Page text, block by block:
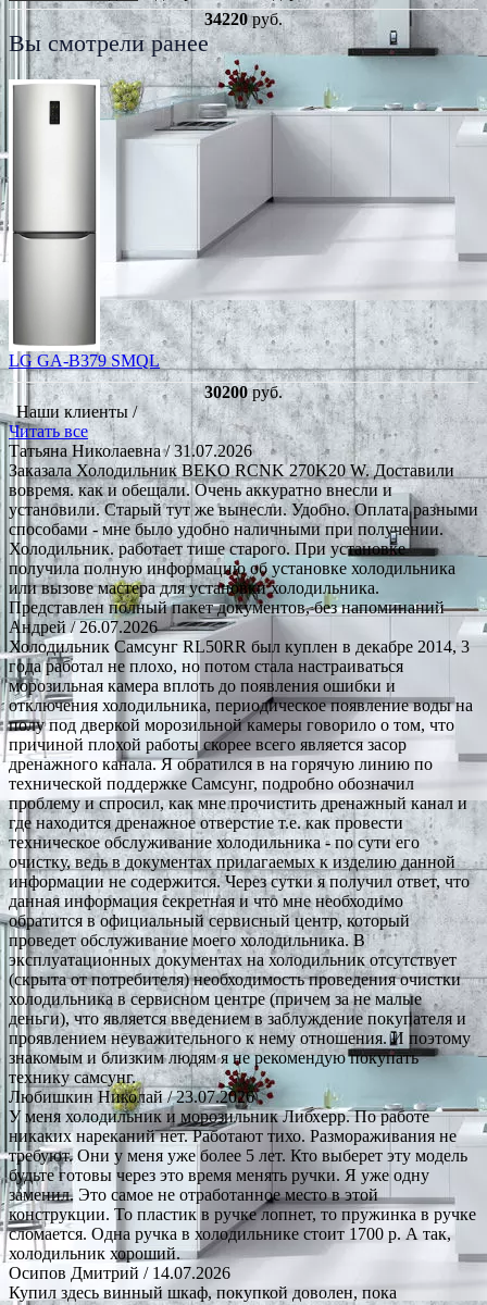
34220руб.
Вы смотрели ранее
LG GA-B379 SMQL
30200руб.
Наши клиенты /
Читать все
Татьяна Николаевна/ 31.07.2026
Заказала Холодильник BEKO RCNK 270K20 W. Доставили
вовремя. как и обещали. Очень аккуратно внесли и
установили. Старый тут же вынесли. Удобно. Оплата разными
способами - мне было удобно наличными при получении.
Холодильник. работает тише старого. При установке
получила полную информацию об установке холодильника
или вызове мастера для установки холодильника.
Представлен полный пакет документов, без напоминаний
Андрей / 26.07.2026
Холодильник Самсунг RL50RR был куплен в декабре 2014, 3
года работал не плохо, но потом стала настраиваться
морозильная камера вплоть до появления ошибки и
отключения холодильника, периодическое появление воды на
полу под дверкой морозильной камеры говорило о том, что
причиной плохой работы скорее всего является засор
дренажного канала. Я обратился в на горячую линию по
технической поддержке Самсунг, подробно обозначил
проблему и спросил, как мне прочистить дренажный канал и
где находится дренажное отверстие т.е. как провести
техническое обслуживание холодильника - по сути его
очистку, ведь в документах прилагаемых к изделию данной
информации не содержится. Через сутки я получил ответ, что
данная информация секретная и что мне необходимо
обратится в официальный сервисный центр, который
проведет обслуживание моего холодильника. В
эксплуатационных документах на холодильник отсутствует
(скрыта от потребителя) необходимость проведения очистки
холодильника в сервисном центре (причем за не малые
деньги), что является введением в заблуждение покупателя и
проявлением неуважительного к нему отношения. И поэтому
знакомым и близким людям я не рекомендую покупать
технику самсунг.
Любишкин Николай/ 23.07.2026
У меня холодильник и морозильник Либхерр. По работе
никаких нареканий нет. Работают тихо. Размораживания не
требуют. Они у меня уже более 5 лет. Кто выберет эту модель
будьте готовы через это время менять ручки. Я уже одну
заменил. Это самое не отработанное место в этой
конструкции. То пластик в ручке лопнет, то пружинка в ручке
сломается. Одна ручка в холодильнике стоит 1700 р. А так,
холодильник хороший.
Осипов Дмитрий / 14.07.2026
Купил здесь винный шкаф, покупкой доволен, пока